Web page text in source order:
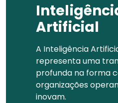
Artificial
A Inteligência
representa uma
profunda na forma
organizações
inovam.